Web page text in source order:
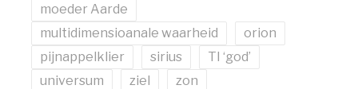
moeder Aarde
multidimensioanale waarheid
orion
pijnappelklier
sirius
TI ‘god’
universum
ziel zon